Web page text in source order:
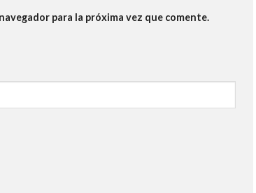
para la próxima vez que comente.